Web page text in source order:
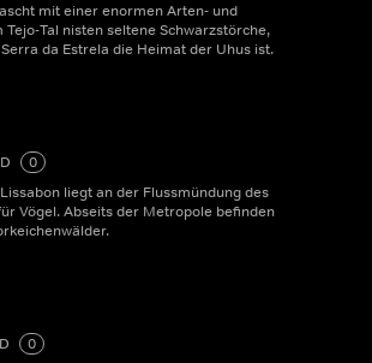
mit einer enormen Arten- und
Tal nisten seltene Schwarzstörche,
da Estrela die Heimat der Uhus ist.
0
liegt an der Flussmündung des
Vögel. Abseits der Metropole befinden
0